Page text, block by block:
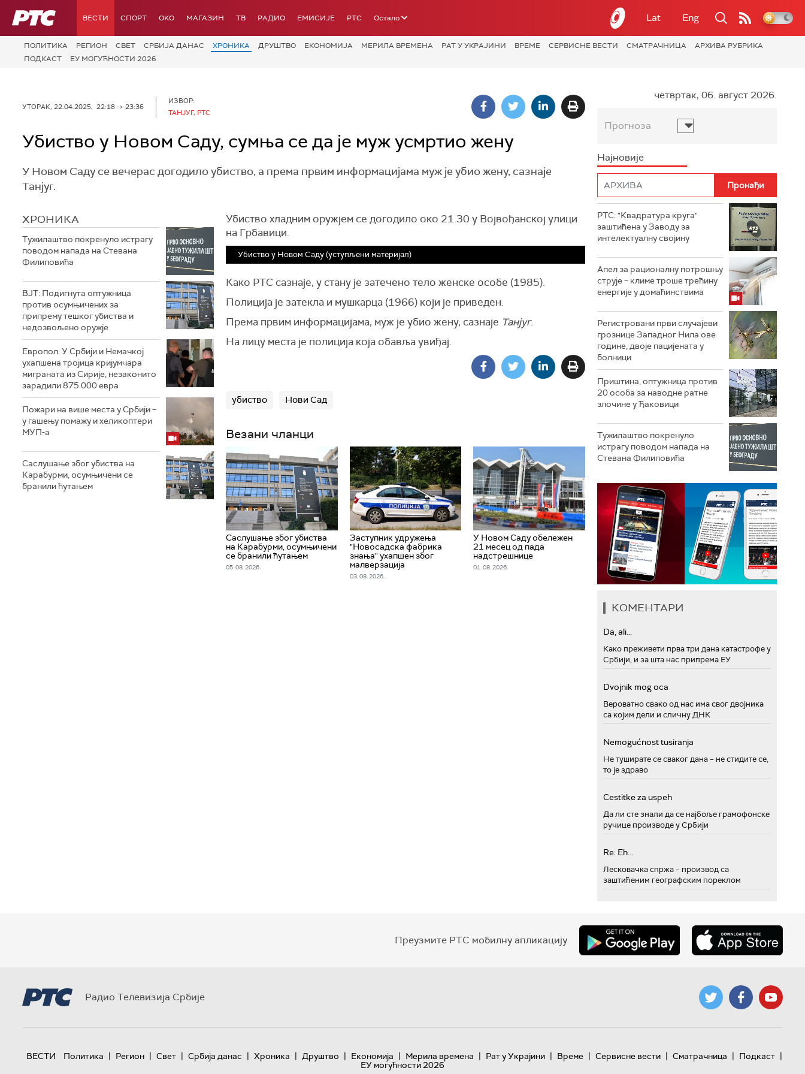
РТС ВЕСТИ СПОРТ OKO МАГАЗИН ТВ РАДИО ЕМИСИЈЕ РТС Остало Lat Eng
ПОЛИТИКА РЕГИОН СВЕТ СРБИЈА ДАНАС ХРОНИКА ДРУШТВО ЕКОНОМИЈА МЕРИЛА ВРЕМЕНА РАТ У УКРАЈИНИ ВРЕМЕ СЕРВИСНЕ ВЕСТИ СМАТРАЧНИЦА
АРХИВА РУБРИКА
ПОДКАСТ
ЕУ МОГУЋНОСТИ 2026
УТОРАК, 22.04.2025, 22:18 -> 23:36
ИЗВОР:
ТАНЈУГ, РТС
Убиство у Новом Саду, сумња се да је муж усмртио жену
У Новом Саду се вечерас догодило убиство, а према првим информацијама муж је убио жену, сазнаје
Танјуг.
ХРОНИКА
Тужилаштво покренуло истрагу
поводом напада на Стевана
Филиповића
ВЈТ: Подигнута оптужница
против осумњичених за
припрему тешког убиства и
недозвољено оружје
Европол: У Србији и Немачкој
ухапшена тројица кријумчара
миграната из Сирије, незаконито
зарадили 875.000 евра
Пожари на више места у Србији –
у гашењу помажу и хеликоптери
МУП-а
Саслушање због убиства на
Карабурми, осумњичени се
бранили ћутањем
Убиство хладним оружјем се догодило око 21.30 у Војвођанској улици
на Грбавици.
Убиство у Новом Саду (уступљени материјал)
Како РТС сазнаје, у стану је затечено тело женске особе (1985).
Полиција је затекла и мушкарца (1966) који је приведен.
Према првим информацијама, муж је убио жену, сазнаје Танјуг.
На лицу места је полиција која обавља увиђај.
убиство Нови Сад
Везани чланци
Саслушање због убиства
на Карабурми, осумњичени
се бранили ћутањем
05. 08. 2026.
Заступник удружења
"Новосадска фабрика
знања" ухапшен због
малверзација
03. 08. 2026.
У Новом Саду обележен
21 месец од пада
надстрешнице
01. 08. 2026.
четвртак, 06. август 2026.
Прогноза
Најновије
РТС: "Квадратура круга"
заштићена у Заводу за
интелектуалну својину
Апел за рационалну потрошњу
струје – климе троше трећину
енергије у домаћинствима
Регистровани први случајеви
грознице Западног Нила ове
године, двоје пацијената у
болници
Приштина, оптужница против
20 особа за наводне ратне
злочине у Ђаковици
Тужилаштво покренуло
истрагу поводом напада на
Стевана Филиповића
КОМЕНТАРИ
Da, ali...
Како преживети прва три дана катастрофе у
Србији, и за шта нас припрема ЕУ
Dvojnik mog oca
Вероватно свако од нас има свог двојника
са којим дели и сличну ДНК
Nemogućnost tusiranja
Не туширате се сваког дана – не стидите се,
то је здраво
Cestitke za uspeh
Да ли сте знали да се најбоље грамофонске
ручице производе у Србији
Re: Eh...
Лесковачка спржа – производ са
заштићеним географским пореклом
Преузмите РТС мобилну апликацију
Радио Телевизија Србије
ВЕСТИ Политика | Регион | Свет | Србија данас | Хроника | Друштво | Економија | Мерила времена | Рат у Украјини | Време | Сервисне вести | Сматрачница | Подкаст |
ЕУ могућности 2026